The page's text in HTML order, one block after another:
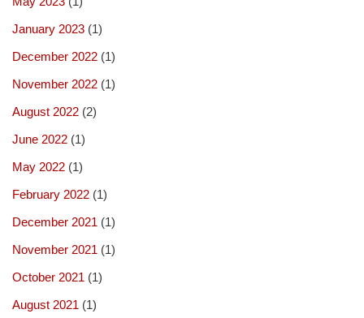
January 2023 (1)
December 2022 (1)
November 2022 (1)
August 2022 (2)
June 2022 (1)
May 2022 (1)
February 2022 (1)
December 2021 (1)
November 2021 (1)
October 2021 (1)
August 2021 (1)